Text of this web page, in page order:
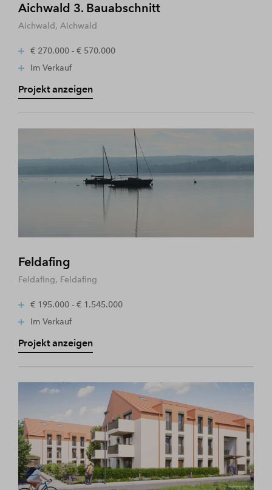
Aichwald 3. Bauabschnitt
Aichwald, Aichwald
€ 270.000 - € 570.000
Im Verkauf
Projekt anzeigen
Feldafing
Feldafing, Feldafing
€ 195.000 - € 1.545.000
Im Verkauf
Projekt anzeigen